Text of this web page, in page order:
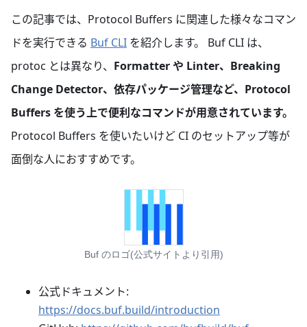
この記事では、Protocol Buffers に関連した様々なコマン
ドを実行できる Buf CLI を紹介します。 Buf CLI は、
protoc とは異なり、 Formatter や Linter、Breaking
Change Detector、依存パッケージ管理など、Protocol
Buffers を使う上で便利なコマンドが用意されています。
Protocol Buffers を使いたいけど CI のセットアップ等が
面倒な人におすすめです。
Buf のロゴ(公式サイトより引用)
公式ドキュメント:
https://docs.buf.build/introduction